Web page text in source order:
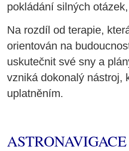
pokládání silných
Na rozdíl od terapie,
orientován na
uskutečnit své sny a
vzniká dokonalý nástroj,
uplatněním.